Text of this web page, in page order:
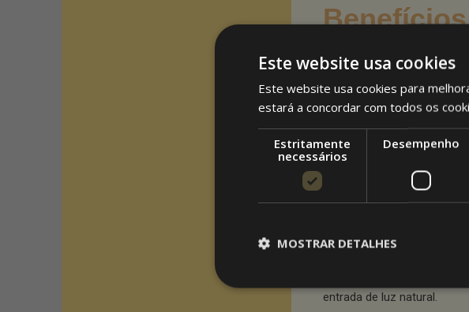
dimensão única a qualquer
A ampla extensão de
Esta integração cria uma
cercados por paisagens
estética moderna e clean
contemporâneos e
entrada de luz natural.
Este website usa cookies
Este website usa cookies para
estará a concordar com todos os
Estritamente
necessários
Desempenho
MOSTRAR DETALHES